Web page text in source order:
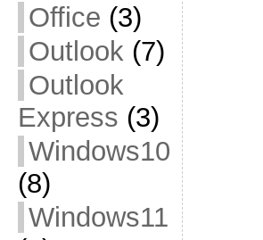
Office (3)
Outlook(7)
Outlook
Express (3)
Windows10
(8)
Windows11